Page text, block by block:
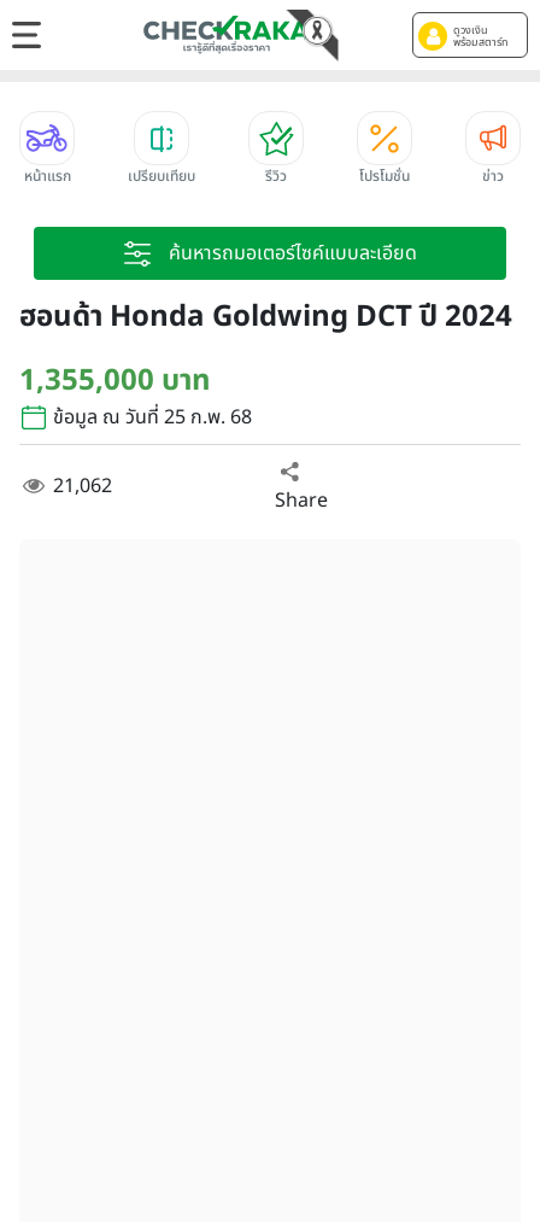
ดูวงเงิน
พร้อมสตาร์ท
หน้าแรก เปรียบเทียบ รีวิว โปรโมชั่น ข่าว
ค้นหารถมอเตอร์ไซค์แบบละเอียด
ฮอนด้า Honda Goldwing DCT ปี 2024
1,355,000 บาท
ข้อมูล ณ วันที่ 25 ก.พ. 68
21,062 Share